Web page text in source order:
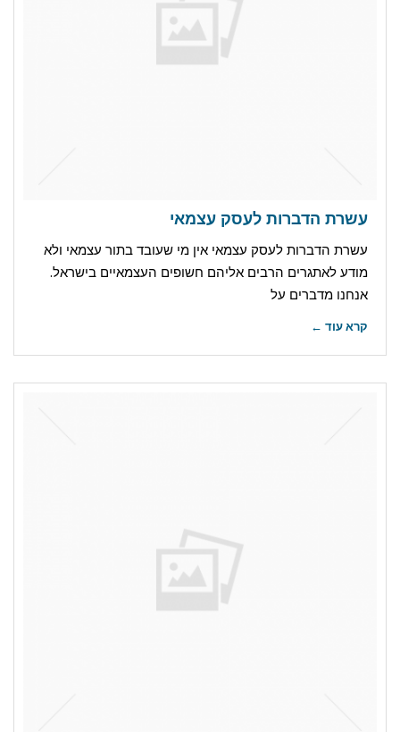
עשרת הדברות לעסק עצמאי
עשרת הדברות לעסק עצמאי אין מי שעובד בתור עצמאי ולא
מודע לאתגרים הרבים אליהם חשופים העצמאיים בישראל.
אנחנו מדברים על
קרא עוד ←